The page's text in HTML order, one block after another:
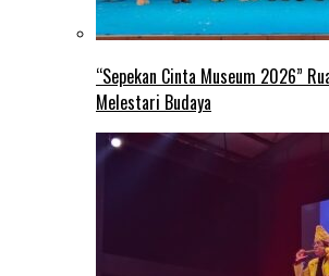
“Sepekan Cinta Museum 2026”
Melestari Budaya